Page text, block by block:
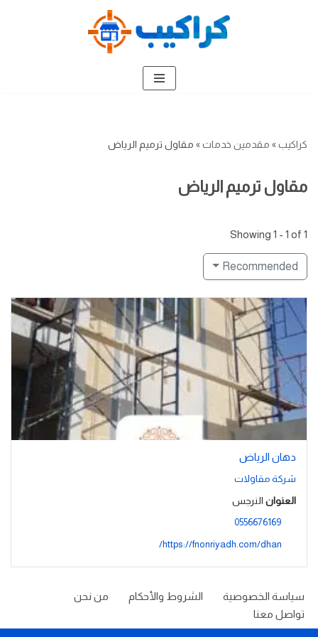
كراكيب» مقدمين خدمات» مقاول ترميم الرياض
مقاول ترميم الرياض
Showing 1 - 1 of 1
Recommended
دهان الرياض
شركة مقاولات
العنوان النرجس
0556676169
https://fnonriyadh.com/dhan/
سياسة الخصوصية الشروط والأحكام
من نحن
تواصل معنا